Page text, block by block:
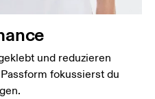
und reduzieren
fokussierst du